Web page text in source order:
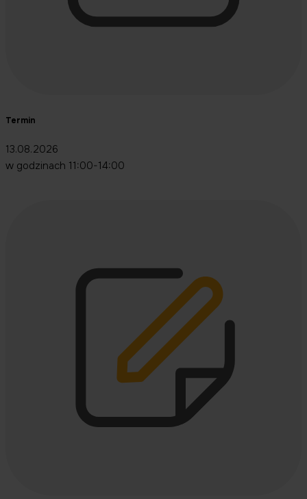
Termin
13.08.2026
w godzinach 11:00-14:00